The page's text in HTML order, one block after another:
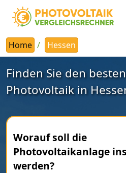
Home Hessen
Finden Sie den
Photovoltaik in
Worauf soll die
Photovoltaikanlage
werden?